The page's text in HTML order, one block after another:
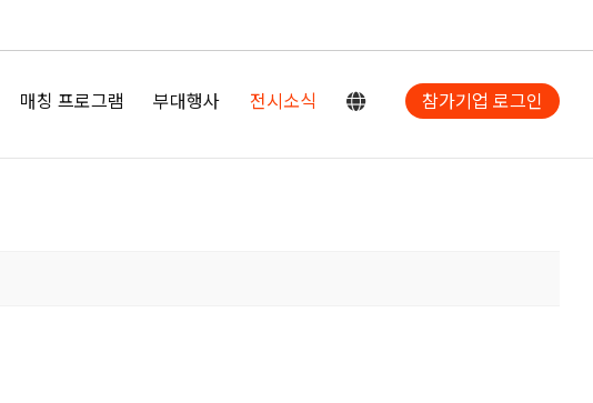
매칭 프로그램 부대행사 전시소식 참가기업 로그인